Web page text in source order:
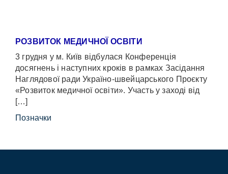
РОЗВИТОК МЕДИЧНОЇ ОСВІТИ
3 грудня у м. Київ відбулася Конференція
досягнень і наступних кроків в рамках Засідання
Наглядової ради Україно-швейцарського Проєкту
«Розвиток медичної освіти». Участь у заході від
[…]
Позначки